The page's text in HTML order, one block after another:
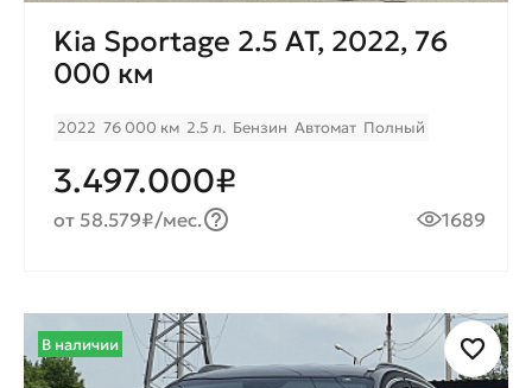
Kia Sportage 2.5 AT, 2022, 76
000 км
2022 76 000 км 2.5 л. Бензин Автомат Полный
3.497.000₽
от 58.579₽/мес. 1689
В наличии